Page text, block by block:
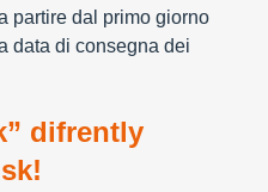
partire dal primo giorno
data di consegna dei
difrently